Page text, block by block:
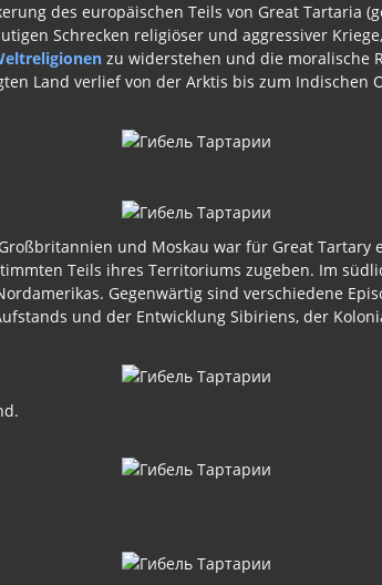
des europäischen Teils von Great Tartaria
Schrecken religiöser und aggressiver
zu widerstehen und die moralische
Land verlief von der Arktis bis zum Indischen
und Moskau war für Great
Teils ihres Territoriums zugeben. Im
Gegenwärtig sind verschiedene
und der Entwicklung Sibiriens, der